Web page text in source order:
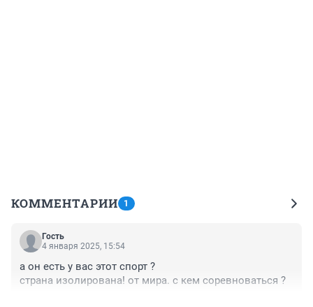
КОММЕНТАРИИ 1
Гость
4 января 2025, 15:54
а он есть у вас этот спорт ?
страна изолирована! от мира. с кем соревноваться ?